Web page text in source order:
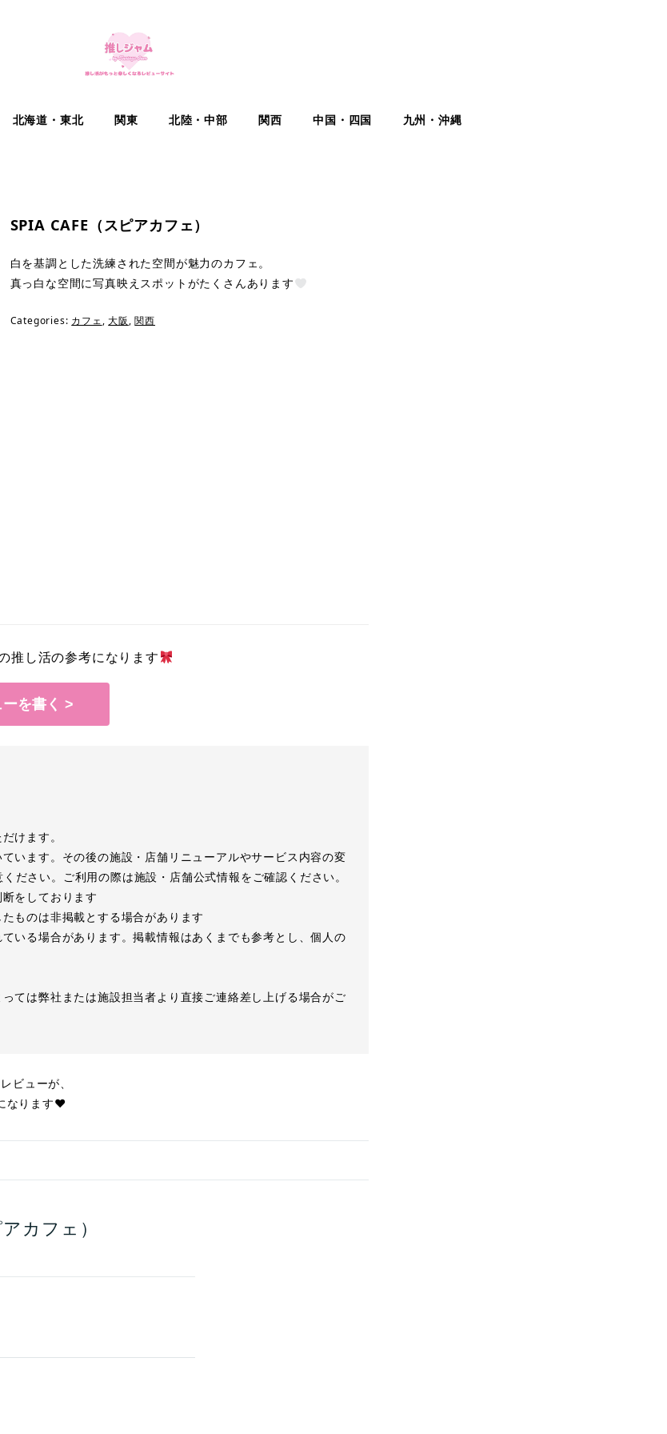
北海道・東北 関東 北陸・中部 関西 中国・四国 九州・沖縄
SPIA CAFE（スピアカフェ）
白を基調とした洗練された空間が魅力のカフェ。
真っ白な空間に写真映えスポットがたくさんあります
Categories: カフェ,大阪,関西
推し活の参考になります
を書く >
けます。
います。その後の施設・店舗リニューアルやサービス内容の変
ださい。ご利用の際は施設・店舗公式情報をご確認ください。
をしております
ものは非掲載とする場合があります
いる場合があります。掲載情報はあくまでも参考とし、個人の
ては弊社または施設担当者より直接ご連絡差し上げる場合がご
ビューが、
なります❤︎
カフェ）